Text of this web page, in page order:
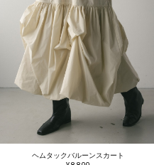
ヘムタックバルーンスカート